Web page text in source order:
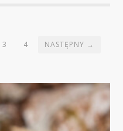
3 4 NASTĘPNY →